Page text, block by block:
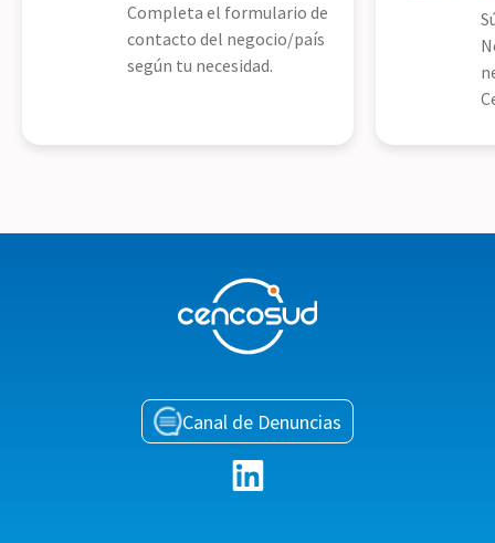
Completa el formulario de
contacto del negocio/país
según tu necesidad.
Canal de Denuncias